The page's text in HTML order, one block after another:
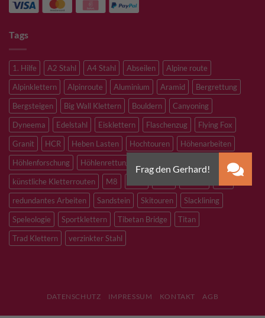
Tags
1. Hilfe A2 Stahl A4 Stahl Abseilen
Alpine route
Alpinklettern
Alpinroute Aluminium Aramid
Bergrettung
Bergsteigen
Big Wall Klettern Bouldern
Canyoning
Dyneema
Edelstahl Eisklettern Flaschenzug
Flying Fox
Granit
HCR Heben Lasten Hochtouren
Höhenarbeiten
Höhlenforschung
Höhlenrettung
Kletterhalle
künstliche Kletterrouten
M8
redundantes Arbeiten
Sandstein Skitouren
Slacklining
Speleologie
Sportklettern Tibetan Bridge
Titan
Trad Klettern
verzinkter Stahl
DATENSCHUTZ IMPRESSUM KONTAKT AGB